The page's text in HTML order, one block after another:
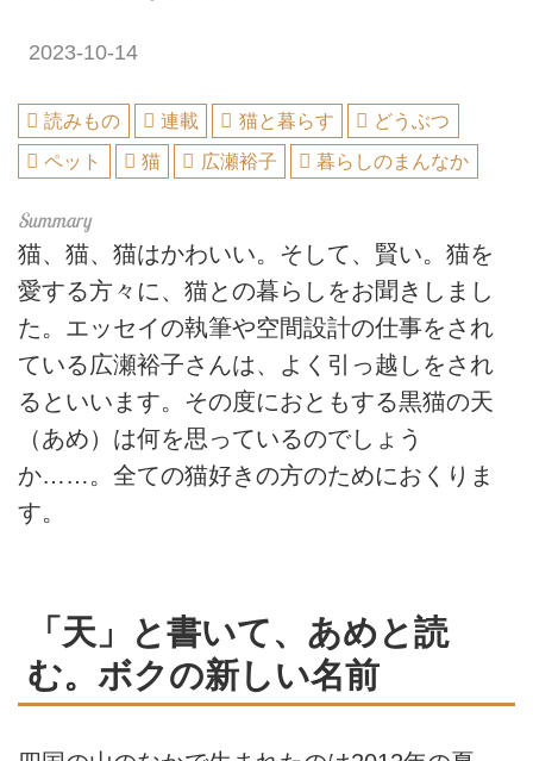
2023-10-14
読みもの 連載 猫と暮らす
どうぶつ
ペット
猫 広瀬裕子 暮らしのまんなか
猫、猫、猫はかわいい。そして、賢い。猫を
愛する方々に、猫との暮らしをお聞きしまし
た。エッセイの執筆や空間設計の仕事をされ
ている広瀬裕子さんは、よく引っ越しをされ
るといいます。その度におともする黒猫の天
（あめ）は何を思っているのでしょう
か……。全ての猫好きの方のためにおくりま
す。
「天」と書いて、あめと読
む。ボクの新しい名前